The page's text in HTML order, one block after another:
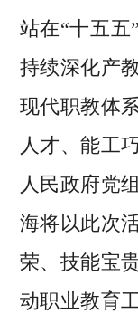
站在“十五
持续深化产
现代职教体
人才、能工
人民政府党
海将以此次
荣、技能宝
动职业教育